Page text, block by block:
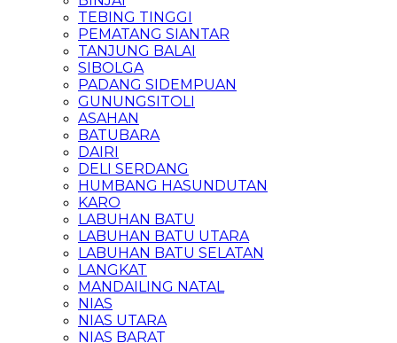
TEBING TINGGI
PEMATANG SIANTAR
TANJUNG BALAI
SIBOLGA
PADANG SIDEMPUAN
GUNUNGSITOLI
ASAHAN
BATUBARA
DAIRI
DELI SERDANG
HUMBANG HASUNDUTAN
KARO
LABUHAN BATU
LABUHAN BATU UTARA
LABUHAN BATU SELATAN
LANGKAT
MANDAILING NATAL
NIAS
NIAS UTARA
NIAS BARAT